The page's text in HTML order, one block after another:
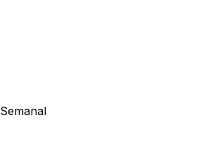
Semanal